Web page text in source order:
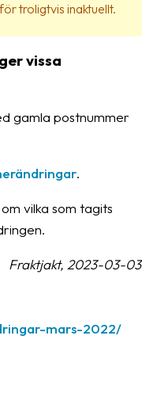
troligtvis inaktuellt.
vissa
gamla postnummer
.
vilka som tagits
Fraktjakt, 2023-03-03
mars-2022/